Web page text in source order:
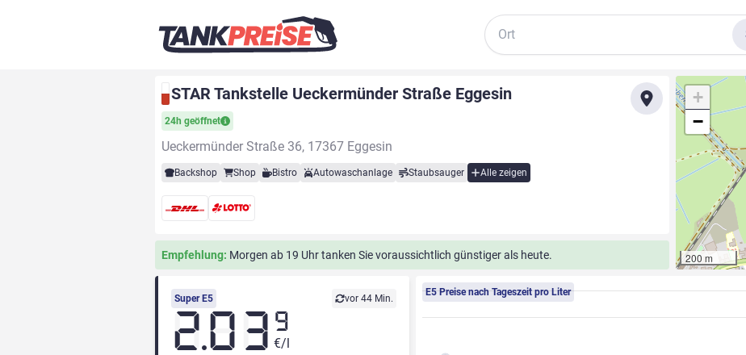
Suche
STAR Tankstelle Ueckermünder Straße Eggesin
24h geöffnet
Ueckermünder Straße 36, 17367 Eggesin
Backshop Shop Bistro Autowaschanlage Staubsauger Alle zeigen
Empfehlung: Morgen ab 19 Uhr tanken Sie voraussichtlich günstiger als heute.
+
−
200 m
Super E5 vor 44 Min.
2.03 9
€/l
E5 Preise nach Tageszeit pro Liter